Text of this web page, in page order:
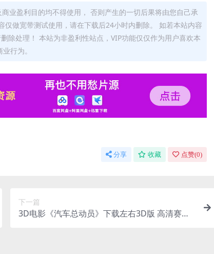
业盈利目的均不得使用， 否则产生的一切后果将由您自己承
做宽带测试使用，请在下载后24小时内删除。 如若本站内容
除处理！ 本站为非盈利性站点，VIP功能仅仅作为用户喜欢本
行为。
分享 收藏 点赞(0)
下一篇
3D电影《汽车总动员》下载左右3D版 高清赛车